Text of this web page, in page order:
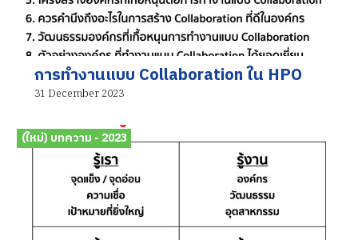
การทำงานแบบ Collaboration ใน HPO
31 December 2023
(ใหม่) บทความ - 2023